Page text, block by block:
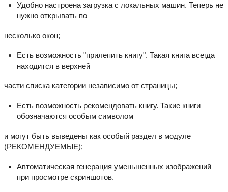
Удобно настроена загрузка с локальных машин. Теперь не
нужно открывать по
несколько окон;
Есть возможность "прилепить книгу". Такая книга всегда
находится в верхней
части списка категории независимо от страницы;
Есть возможность рекомендовать книгу. Такие книги
обозначаются особым символом
и могут быть выведены как особый раздел в модуле
(РЕКОМЕНДУЕМЫЕ);
Автоматическая генерация уменьшенных изображений
при просмотре скриншотов.